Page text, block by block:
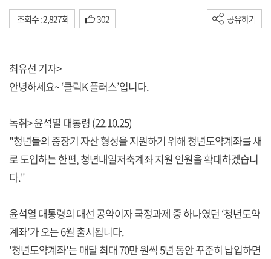
조회수 : 2,827회 302 공유하기
최유선 기자>
안녕하세요~ ‘클릭K 플러스’입니다.
녹취> 윤석열 대통령 (22.10.25)
"청년들의 중장기 자산 형성을 지원하기 위해 청년도약계좌를 새
로 도입하는 한편, 청년내일저축계좌 지원 인원을 확대하겠습니
다."
윤석열 대통령의 대선 공약이자 국정과제 중 하나였던 ‘청년도약
계좌’가 오는 6월 출시됩니다.
'청년도약계좌'는 매달 최대 70만 원씩 5년 동안 꾸준히 납입하면